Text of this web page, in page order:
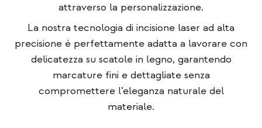
attraverso la personalizzazione.
La nostra tecnologia di incisione laser ad alta
precisione è perfettamente adatta a lavorare con
delicatezza su scatole in legno, garantendo
marcature fini e dettagliate senza
compromettere l’eleganza naturale del
materiale.